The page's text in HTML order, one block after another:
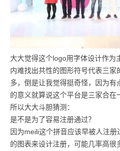
大大觉得这个logo用字体设计作为
内难找出共性的图形符号代表三家
多，倒是让我觉得挺奇怪，因为
的意义就算说这个平台是三家合在
所以大大斗胆猜测：
是不是为了容易注册通过？
因为meili这个拼音应该早被人注
的图表来设计注册，可能几率高